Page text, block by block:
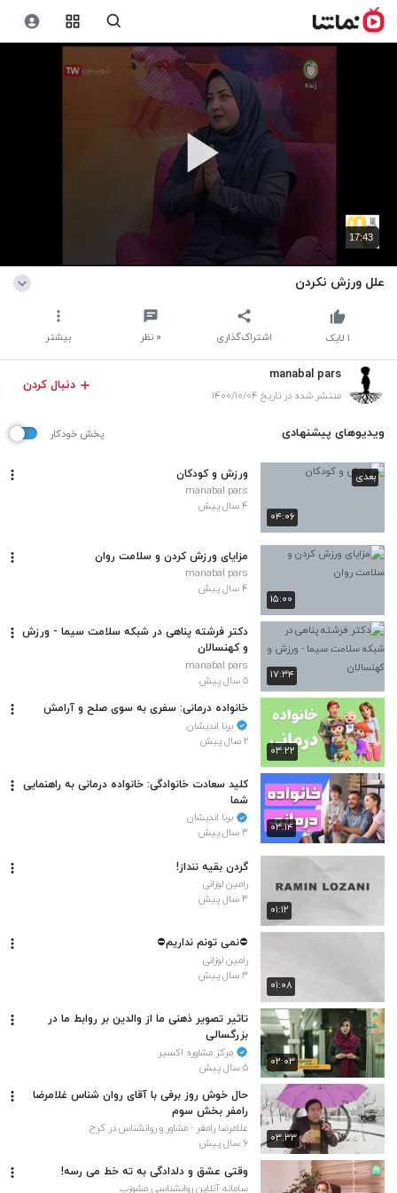
17:43
علل ورزش نکردن
اشتراک‌گذاری ۰ نظر بیشتر ۱ لایک
manabal pars
منتشر شده در تاریخ ۱۴۰۰/۱۰/۰۴
دنبال کردن
ویدیوهای پیشنهادی پخش خودکار
۰۴:۰۶
بعدی ورزش و کودکان
manabal pars
۴ سال پیش
۱۵:۰۰
مزایای ورزش کردن و سلامت روان
manabal pars
۴ سال پیش
۱۷:۳۴
دکتر فرشته پناهی در شبکه سلامت سیما - ورزش
و کهنسالان
manabal pars
۵ سال پیش
۰۳:۲۲
خانواده درمانی: سفری به سوی صلح و آرامش
برنا اندیشان
۲ سال پیش
۰۳:۱۴
کلید سعادت خانوادگی: خانواده درمانی به راهنمایی
شما
برنا اندیشان
۳ سال پیش
۰۱:۱۲
گردن بقیه ننداز!
رامین لوزانی
۳ سال پیش
۰۱:۰۸
⛔️نمی تونم نداریم⛔️
رامین لوزانی
۳ سال پیش
۰۲:۰۳
تاثیر تصویر ذهنی ما از والدین بر روابط ما در
بزرگسالی
مرکز مشاوره اکسیر
۵ سال پیش
۰۳:۳۳
حال خوش روز برفی با آقای روان شناس غلامرضا
رامفر بخش سوم
غلامرضا رامفر - مشاور و روانشناس در کرج
۶ سال پیش
وقتی عشق و دلدادگی به ته خط می رسه!
سامانه آنلاین روانشناسی مشوِرَپ